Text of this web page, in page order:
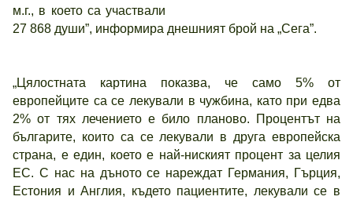
м.г., в което са участвали
27 868 души”, информира днешният брой на „Сега”.
„Цялостната картина показва, че само 5% от
европейците са се лекували в чужбина, като при едва
2% от тях лечението е било планово. Процентът на
българите, които са се лекували в друга европейска
страна, е един, което е най-ниският процент за целия
ЕС. С нас на дъното се нареждат Германия, Гърция,
Естония и Англия, където пациентите, лекували се в